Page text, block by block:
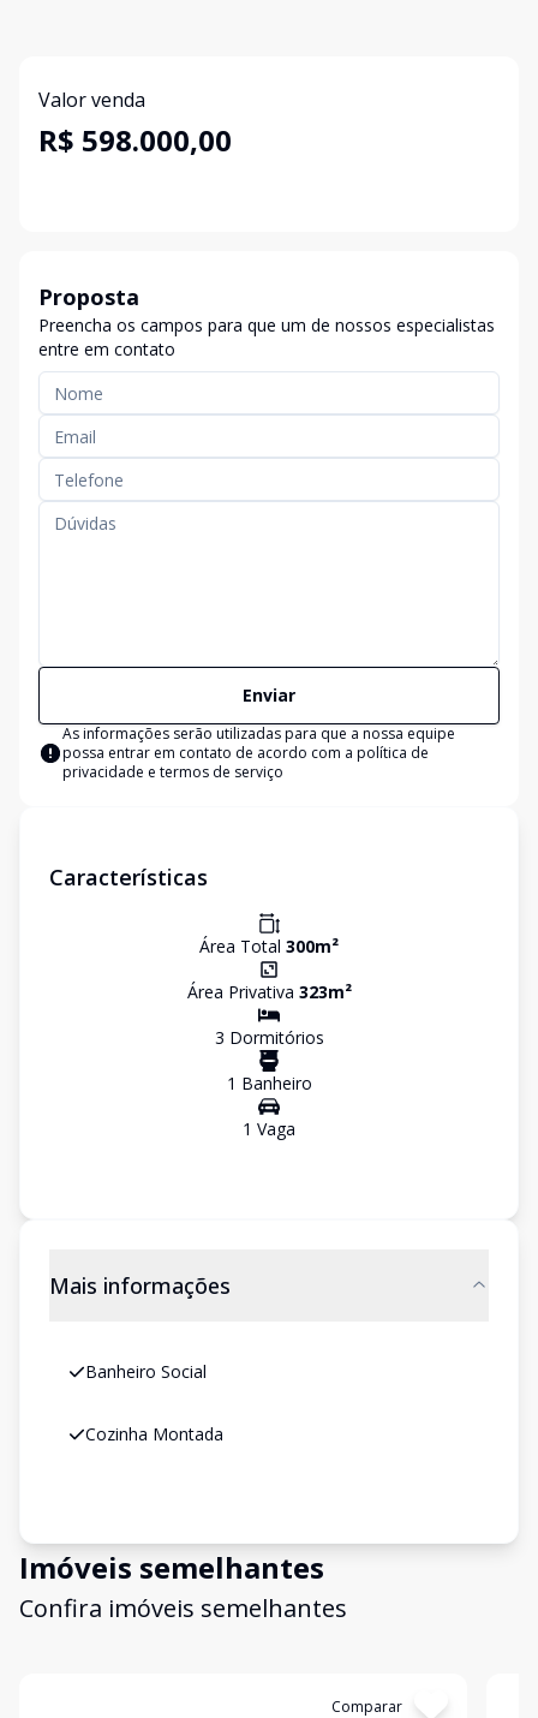
Valor venda
R$ 598.000,00
Proposta
Preencha os campos para que um de nossos especialistas
entre em contato
Enviar
As informações serão utilizadas para que a nossa equipe
possa entrar em contato de acordo com a política de
privacidade e termos de serviço
Características
Área Total 300m²
Área Privativa 323m²
3 Dormitórios
1 Banheiro
1 Vaga
Mais informações
Banheiro Social
Cozinha Montada
Imóveis semelhantes
Confira imóveis semelhantes
Comparar